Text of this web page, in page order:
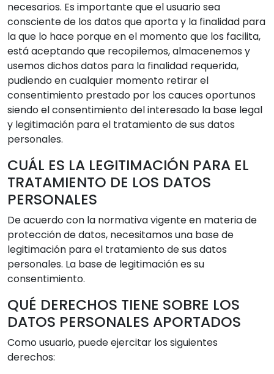
necesarios. Es importante que el usuario sea
consciente de los datos que aporta y la finalidad para
la que lo hace porque en el momento que los facilita,
está aceptando que recopilemos, almacenemos y
usemos dichos datos para la finalidad requerida,
pudiendo en cualquier momento retirar el
consentimiento prestado por los cauces oportunos
siendo el consentimiento del interesado la base legal
y legitimación para el tratamiento de sus datos
personales.
CUÁL ES LA LEGITIMACIÓN PARA EL
TRATAMIENTO DE LOS DATOS
PERSONALES
De acuerdo con la normativa vigente en materia de
protección de datos, necesitamos una base de
legitimación para el tratamiento de sus datos
personales. La base de legitimación es su
consentimiento.
QUÉ DERECHOS TIENE SOBRE LOS
DATOS PERSONALES APORTADOS
Como usuario, puede ejercitar los siguientes
derechos: